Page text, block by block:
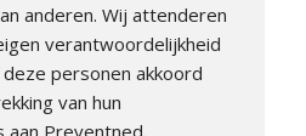
anderen. Wij attenderen
verantwoordelijkheid
personen akkoord
van hun
aan Preventned.